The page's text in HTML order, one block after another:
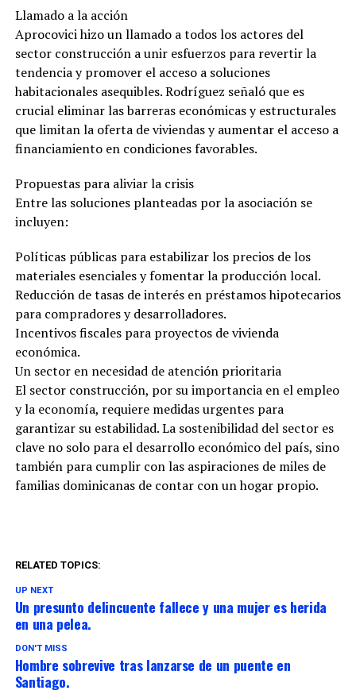
Llamado a la acción
Aprocovici hizo un llamado a todos los actores del
sector construcción a unir esfuerzos para revertir la
tendencia y promover el acceso a soluciones
habitacionales asequibles. Rodríguez señaló que es
crucial eliminar las barreras económicas y estructurales
que limitan la oferta de viviendas y aumentar el acceso a
financiamiento en condiciones favorables.
Propuestas para aliviar la crisis
Entre las soluciones planteadas por la asociación se
incluyen:
Políticas públicas para estabilizar los precios de los
materiales esenciales y fomentar la producción local.
Reducción de tasas de interés en préstamos hipotecarios
para compradores y desarrolladores.
Incentivos fiscales para proyectos de vivienda
económica.
Un sector en necesidad de atención prioritaria
El sector construcción, por su importancia en el empleo
y la economía, requiere medidas urgentes para
garantizar su estabilidad. La sostenibilidad del sector es
clave no solo para el desarrollo económico del país, sino
también para cumplir con las aspiraciones de miles de
familias dominicanas de contar con un hogar propio.
RELATED TOPICS:
UP NEXT
Un presunto delincuente fallece y una mujer es herida
en una pelea.
DON'T MISS
Hombre sobrevive tras lanzarse de un puente en
Santiago.